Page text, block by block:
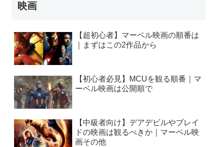
映画
【超初心者】マーベル映画の順番は
｜まずはこの2作品から
【初心者必見】MCUを観る順番｜マ
ーベル映画は公開順で
【中級者向け】デアデビルやブレイ
ドの映画は観るべきか｜マーベル映
画その他